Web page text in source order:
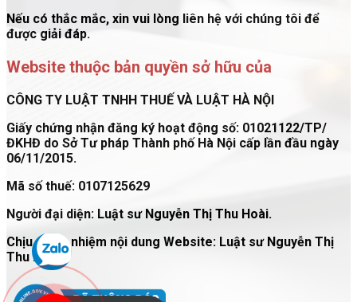
Nếu có thắc mắc, xin vui lòng liên hệ với chúng tôi để
được giải đáp.
Website thuộc bản quyền sở hữu của
CÔNG TY LUẬT TNHH THUẾ VÀ LUẬT HÀ NỘI
Giấy chứng nhận đăng ký hoạt động số: 01021122/TP/
ĐKHĐ do Sở Tư pháp Thành phố Hà Nội cấp lần đầu ngày
06/11/2015.
Mã số thuế: 0107125629
Người đại diện: Luật sư Nguyễn Thị Thu Hoài.
Chịu trách nhiệm nội dung Website: Luật sư Nguyễn Thị
Thu Hoài.